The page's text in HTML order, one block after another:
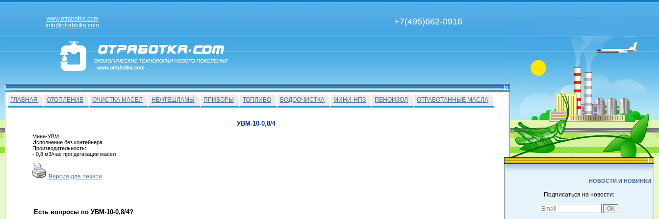
www.otrabotka.com
info@otrabotka.com
+7(495)662-0916
ГЛАВНАЯ ОТОПЛЕНИЕ ОЧИСТКА МАСЕЛ НЕФТЕШЛАМЫ ПРИБОРЫ ТОПЛИВО ВОДООЧИСТКА МИНИ-НПЗ ПЕНОИЗОЛ ОТРАБОТАННЫЕ МАСЛА
УВМ-10-0,8/4
Мини-УВМ.
Исполнение без контейнера.
Производительность:
- 0,8 м3/час при дегазации масел
Версия для печати
Есть вопросы по УВМ-10-0,8/4?
НОВОСТИ И НОВИНКИ
Подписаться на новости: